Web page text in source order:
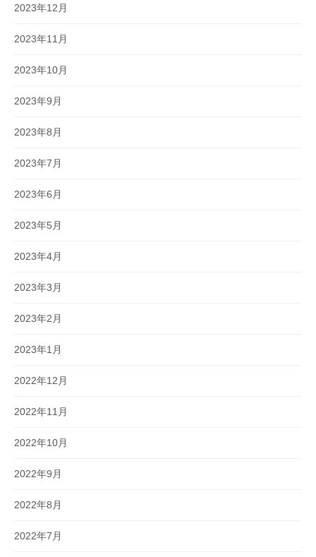
2023年12月
2023年11月
2023年10月
2023年9月
2023年8月
2023年7月
2023年6月
2023年5月
2023年4月
2023年3月
2023年2月
2023年1月
2022年12月
2022年11月
2022年10月
2022年9月
2022年8月
2022年7月